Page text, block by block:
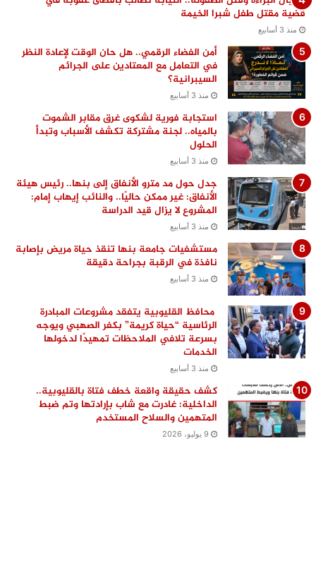
قضية مقتل طفل شبرا الخيمة
منذ 3 أسابيع
أمن الفضاء الرقمي.. هل حان الوقت لإعادة النظر
في التعامل مع المعتادين على الجرائم
السيبرانية؟
منذ 3 أسابيع
استجابة فورية لشكوى غرق مقابر الشموت
بالمياه.. لجنة مشتركة تكشف الأسباب وتبدأ
الحلول
منذ 3 أسابيع
جدل حول مد مترو الأنفاق إلى بنها.. رئيس هيئة
الأنفاق: غير ممكن حاليًا.. والنائب إيهاب إمام:
المشروع لا يزال قيد الدراسة
منذ 3 أسابيع
مستشفيات جامعة بنها تنقذ حياة مريض بإصابة
نافذة في الرقبة بجراحة دقيقة
منذ 3 أسابيع
محافظ القليوبية يتفقد مشروعات المبادرة
الرئاسية “حياة كريمة” بكفر الصهبي ويوجه
بسرعة تلافي الملاحظات تمهيدًا لدخولها
الخدمات
منذ 3 أسابيع
كشف حقيقة واقعة خطف فتاة بالقليوبية..
الداخلية: غادرت مع شاب بإرادتها وتم ضبط
المتهمين والسلاح المستخدم
9 يوليو، 2026